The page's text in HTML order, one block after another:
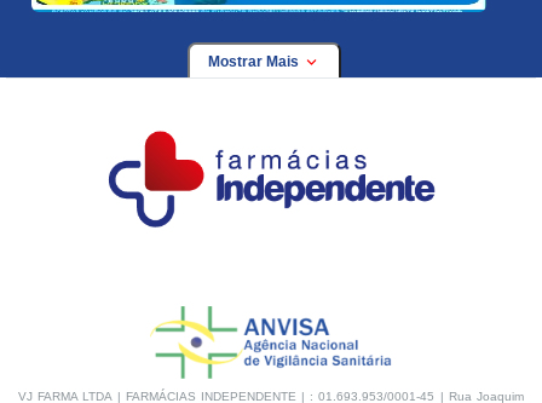
Mostrar Mais
VJ FARMA LTDA | FARMÁCIAS INDEPENDENTE | : 01.693.953/0001-45 | Rua Joaquim